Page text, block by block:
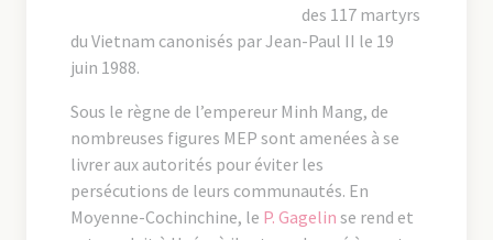
des 117 martyrs
du Vietnam canonisés par Jean-Paul II le 19
juin 1988.
Sous le règne de l’empereur Minh Mang, de
nombreuses figures MEP sont amenées à se
livrer aux autorités pour éviter les
persécutions de leurs communautés. En
Moyenne-Cochinchine, le P. Gagelin se rend et